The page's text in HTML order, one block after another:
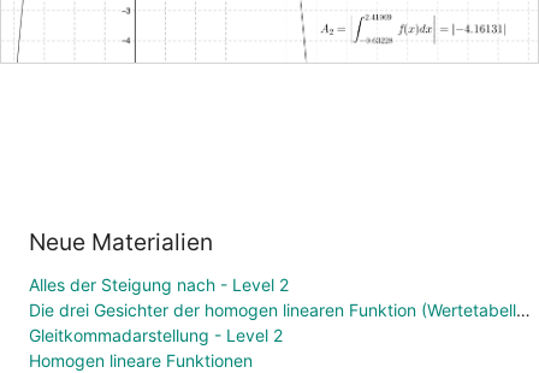
Neue Materialien
Alles der Steigung nach - Level 2
Die drei Gesichter der homogen linearen Funktion (Wertetabelle, Funktionsgleichung, Graph)
Gleitkommadarstellung - Level 2
Homogen lineare Funktionen